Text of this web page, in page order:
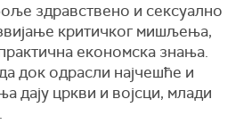
здравствено и сексуално
критичког мишљења,
економска знања.
док одрасли најчешће и
дају цркви и војсци, млади